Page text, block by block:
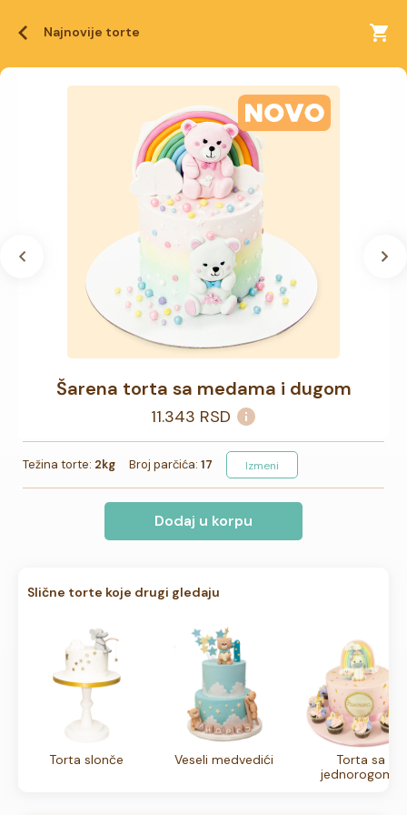
Najnovije torte
Šarena torta sa medama i dugom
11.343 RSD
Težina torte: 2kg Broj parčića: 17 Izmeni
Dodaj u korpu
Slične torte koje drugi gledaju
Torta slonče Veseli medvedići
Torta sa
jednorogom i